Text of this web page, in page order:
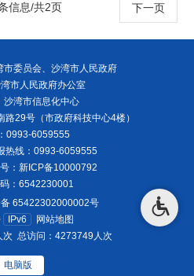
下一页
信息/共2页
市委员会、沙湾市人民政府
市人民政府办公室
沙湾市信息化中心
29号（市政府科技中心4楼）
0993-6059555
热线：0993-6059555
： 新ICP备10000792
：6542230001
65422302000002号
IPv6
网站地图
次 总访问：4273749人次
电脑版